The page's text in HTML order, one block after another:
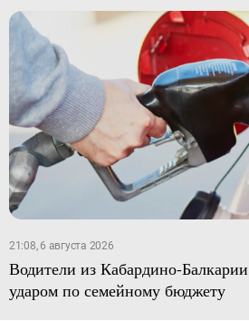
21:08, 6 августа 2026
Водители из Кабардино-
ударом по семейному бюджету